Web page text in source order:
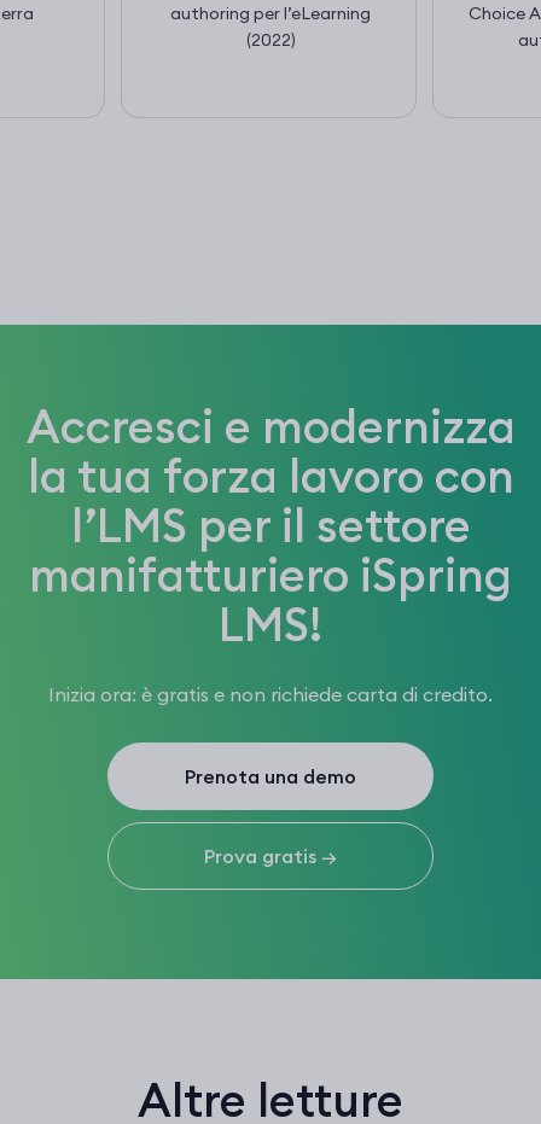
authoring per l’eLearning
(2022)
Choice
Accresci e modernizza
la tua forza lavoro con
l’LMS per il settore
manifatturiero iSpring
LMS!
Inizia ora: è gratis e non richiede carta di credito.
Prenota una demo
Prova gratis →
Altre letture